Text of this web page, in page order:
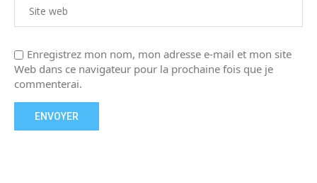
Enregistrez mon nom, mon adresse e-mail et mon site
Web dans ce navigateur pour la prochaine fois que je
commenterai.